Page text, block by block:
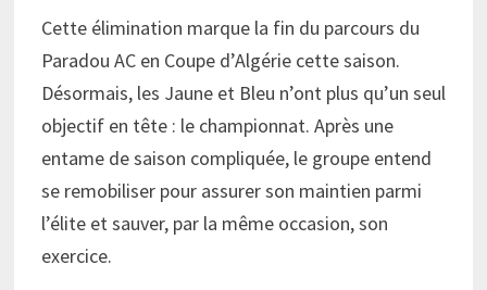
Cette élimination marque la fin du parcours du
Paradou AC en Coupe d’Algérie cette saison.
Désormais, les Jaune et Bleu n’ont plus qu’un seul
objectif en tête : le championnat. Après une
entame de saison compliquée, le groupe entend
se remobiliser pour assurer son maintien parmi
l’élite et sauver, par la même occasion, son
exercice.